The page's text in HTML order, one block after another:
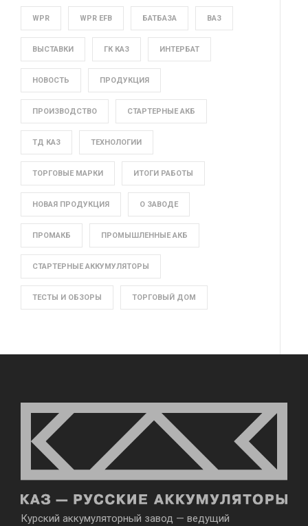
WPR WPR EFB БАТБАЗА ВАЗ
ВЫСТАВКИ ГК КАЗ ИНТЕРБАТ
НОВОСТЬ ПРОДУКЦИЯ
ПРОИЗВОДСТВО СТАРТЕРНЫЕ АКБ
ТД КАЗ ТЕХНОЛОГИИ
ТОРГОВЫЕ МАРКИ ИТОГИ РАБОТЫ
НОВАЯ ПРОДУКЦИЯ О ЗАВОДЕ
ПРОМАКБ ПРОМЫШЛЕННЫЕ АКБ
СТАРТЕРНЫЕ АККУМУЛЯТОРЫ
ТЕСТЫ И ОБЗОРЫ ТОРГОВЫЙ ДОМ
Курский аккумуляторный завод — ведущий